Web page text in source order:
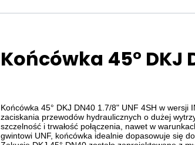
Końcówka 45° DKJ
Końcówka 45° DKJ DN40 1.7/8" UNF 4SH w
zaciskania przewodów hydraulicznych o dużej
szczelność i trwałość połączenia, nawet w
gwintowi UNF, końcówka idealnie dopasowuje się